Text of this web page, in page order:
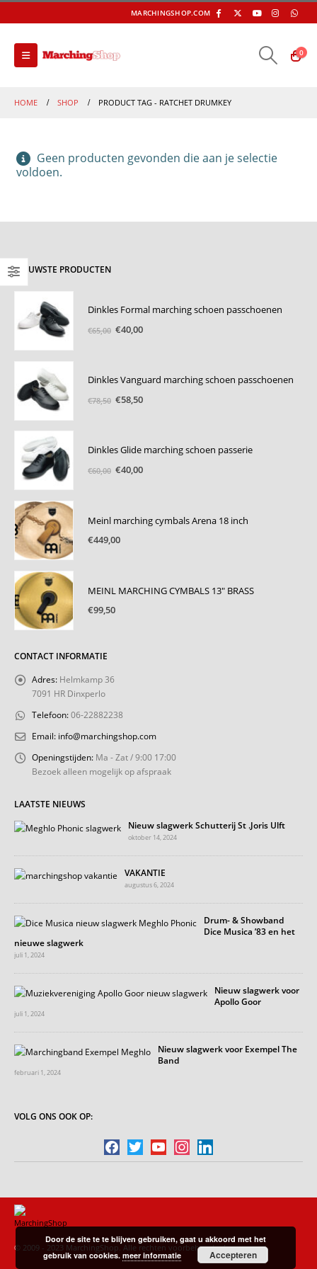
MARCHINGSHOP.COM
0
HOME SHOP PRODUCT TAG - RATCHET DRUMKEY
Geen producten gevonden die aan je selectie
voldoen.
NIEUWSTE PRODUCTEN
Dinkles Formal marching schoen passchoenen
€65,00 Oorspronkelijke
€40,00Huidige
Dinkles Vanguard marching schoen passchoenen
€78,50 Oorspronkelijke
€58,50Huidige
Dinkles Glide marching schoen passerie
€60,00 Oorspronkelijke
€40,00Huidige
Meinl marching cymbals Arena 18 inch
€449,00
MEINL MARCHING CYMBALS 13" BRASS
€99,50
CONTACT INFORMATIE
Adres: Helmkamp 36
7091 HR Dinxperlo
Telefoon:06-22882238
Email: info@marchingshop.com
Openingstijden: Ma - Zat / 9:00 17:00
Bezoek alleen mogelijk op afspraak
LAATSTE NIEUWS
Nieuw slagwerk Schutterij St .Joris Ulft
oktober 14, 2024
VAKANTIE
augustus 6, 2024
Drum- & Showband
Dice Musica ’83 en het
nieuwe slagwerk
juli 1, 2024
Nieuw slagwerk voor
Apollo Goor
juli 1, 2024
Nieuw slagwerk voor Exempel The
Band
februari 1, 2024
VOLG ONS OOK OP:
facebook
twitter youtubeinstagramlinkedin
© 2009 - 2023 MarchingShop. Alle rechten voorbehouden!
Door de site te te blijven gebruiken, gaat u akkoord met het
gebruik van cookies.meer informatie Accepteren